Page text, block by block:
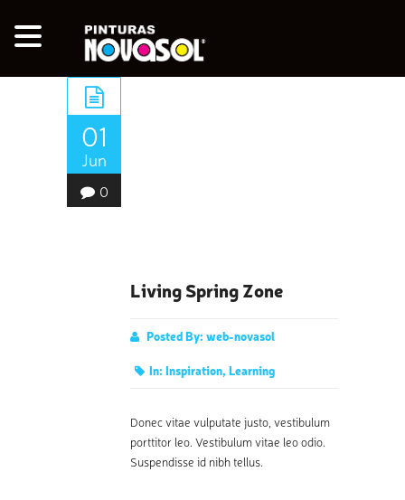
01
Jun
0
Living Spring Zone
Posted By: web-novasol
In: Inspiration, Learning
Donec vitae vulputate justo, vestibulum
porttitor leo. Vestibulum vitae leo odio.
Suspendisse id nibh tellus.